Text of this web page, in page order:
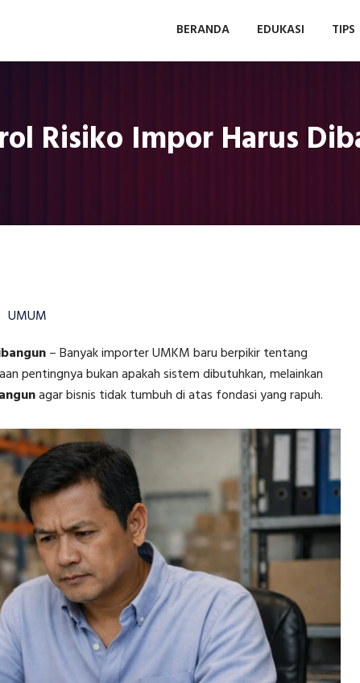
BERANDA EDUKASI TIPS
Risiko Impor Harus
UMUM
–Banyak importer UMKM baru berpikir tentang
pentingnya bukan apakah sistem dibutuhkan, melainkan
agar bisnis tidak tumbuh di atas fondasi yang rapuh.